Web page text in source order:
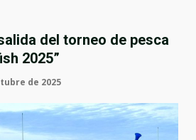
del torneo de pesca
2025”
de 2025